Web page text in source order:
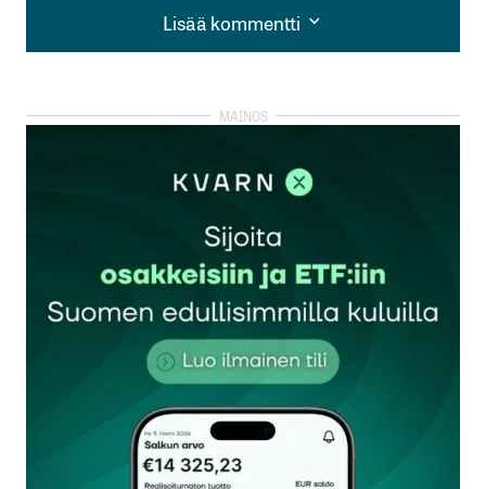
Lisää kommentti
Lisää kommentti
kirjautua
rekisteröityä
Sähköpostiosoitettasi ei julkaista.Pakolliset
kentät on merkitty*
Kommentti*